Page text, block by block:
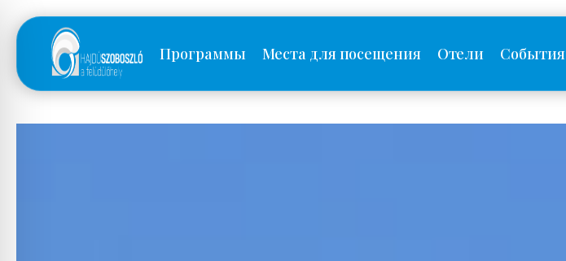
Программы Места для посещения Отели События